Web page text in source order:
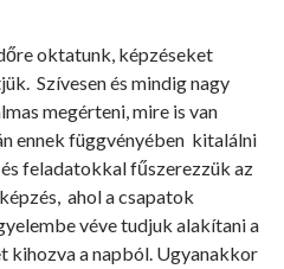
oktatunk, képzéseket
Szívesen és mindig nagy
megérteni, mire is van
ennek függvényében kitalálni
feladatokkal fűszerezzük az
ahol a csapatok
véve tudjuk alakítani a
a napból. Ugyanakkor